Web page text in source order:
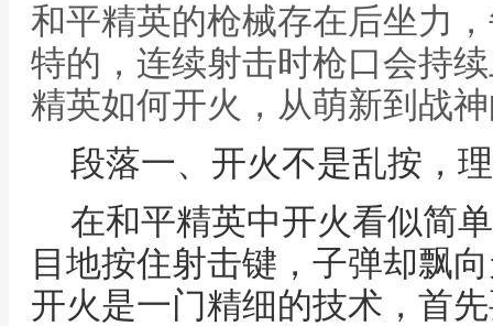
和平精英的枪械存在后坐力
特的，连续射击时枪口会持
精英如何开火，从萌新到战
段落一、开火不是乱按，
在和平精英中开火看似简
目地按住射击键，子弹却飘
开火是一门精细的技术，首